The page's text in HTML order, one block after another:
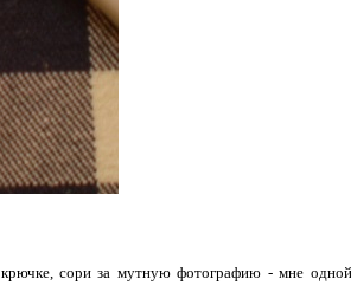
сори за мутную фотографию - мне